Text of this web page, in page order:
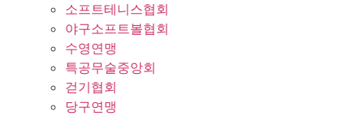
소프트테니스협회
야구소프트볼협회
수영연맹
특공무술중앙회
걷기협회
당구연맹